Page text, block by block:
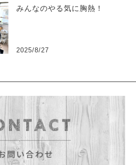
みんなのやる気に胸熱！
2025/8/27